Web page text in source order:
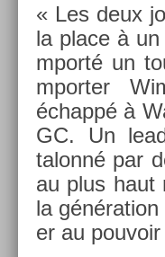
« Les deux
la place à
mporté un
mport­er
échappé à
GC. Un
talonné par
au plus haut
la
er au